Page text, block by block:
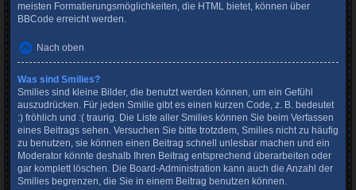
meisten Formatierungsmöglichkeiten, die HTML bietet, können über
BBCode erreicht werden.
Nach oben
Was sind Smilies?
Smilies sind kleine Bilder, die benutzt werden können, um ein Gefühl
auszudrücken. Für jeden Smilie gibt es einen kurzen Code, z. B. bedeutet
:) fröhlich und :( traurig. Die Liste aller Smilies können Sie beim Verfassen
eines Beitrags sehen. Versuchen Sie bitte trotzdem, Smilies nicht zu häufig
zu benutzen, sie können einen Beitrag schnell unlesbar machen und ein
Moderator könnte deshalb Ihren Beitrag entsprechend überarbeiten oder
gar komplett löschen. Die Board-Administration kann auch die Anzahl der
Smilies begrenzen, die Sie in einem Beitrag benutzen können.